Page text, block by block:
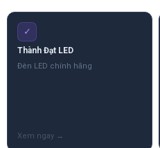
✓
Thành Đạt LED
Đèn LED chính hãng